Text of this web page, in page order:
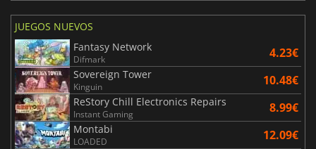
JUEGOS NUEVOS
Fantasy Network
Difmark 4.23€
Sovereign Tower
Kinguin 10.48€
ReStory Chill Electronics Repairs
Instant Gaming 8.99€
Montabi
LOADED 12.09€